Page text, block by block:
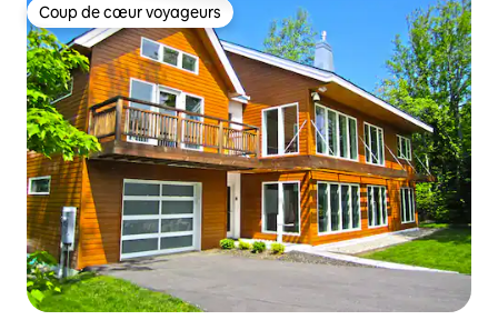
Coup de cœur voyageurs
Coup de cœur voyageurs